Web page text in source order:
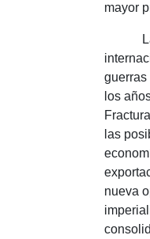
mayor
La
guerras
los
las
nueva